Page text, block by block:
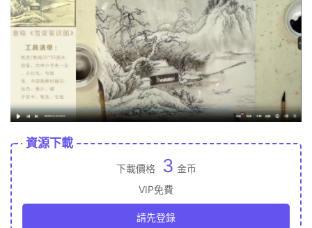
資源下載
下載價格 3 金币
VIP免費
請先登錄